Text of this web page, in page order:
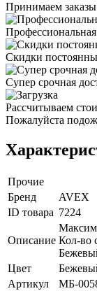
Принимаем заказы
Скидки
Супер срочная
Рассчитываем
Пожалуйста
Прочие
Бренд
AVEX
ID товара 7224
Описание Кол-во
Цвет
Артикул
МБ-